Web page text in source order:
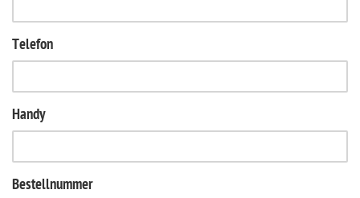
Telefon
Handy
Bestellnummer